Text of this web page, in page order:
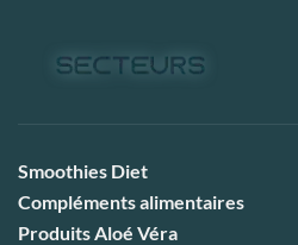
Smoothies Diet
Compléments alimentaires
Produits Aloé Véra